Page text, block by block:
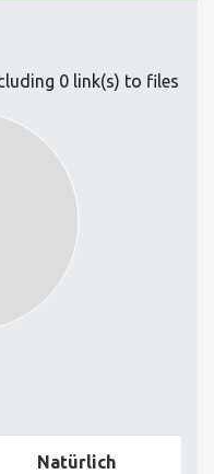
0 link(s) to files
Natürlich